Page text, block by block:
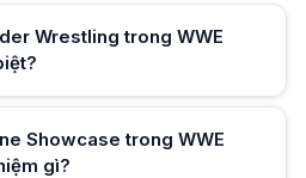
Wrestling trong WWE
Showcase trong WWE
gì?